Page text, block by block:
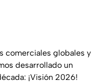
comerciales globales y
desarrollado un
¡Visión 2026!